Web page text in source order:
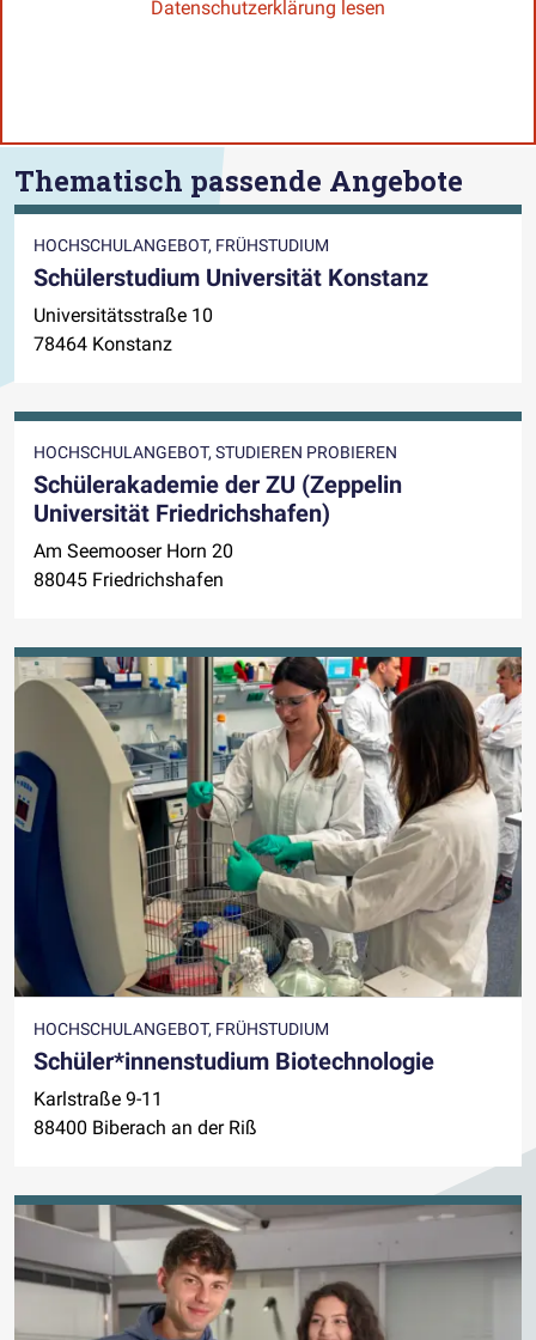
Datenschutzerklärung lesen
Thematisch passende Angebote
HOCHSCHULANGEBOT, FRÜHSTUDIUM
Schülerstudium Universität Konstanz
Universitätsstraße 10
78464 Konstanz
HOCHSCHULANGEBOT, STUDIEREN PROBIEREN
Schülerakademie der ZU (Zeppelin
Universität Friedrichshafen)
Am Seemooser Horn 20
88045 Friedrichshafen
HOCHSCHULANGEBOT, FRÜHSTUDIUM
Schüler*innenstudium Biotechnologie
Karlstraße 9-11
88400 Biberach an der Riß